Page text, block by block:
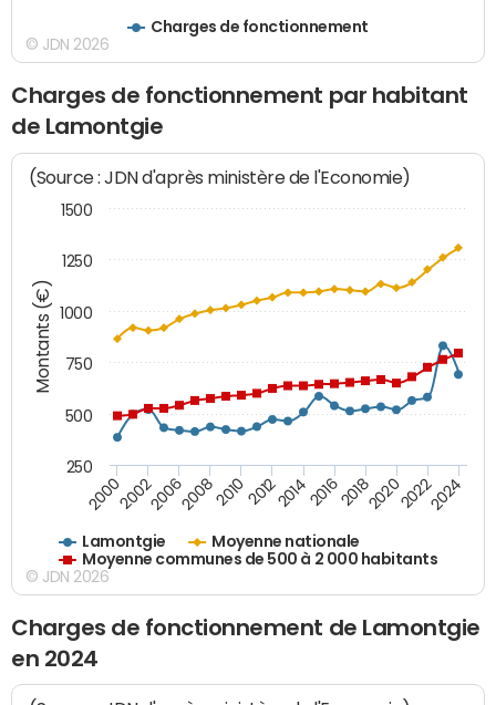
Charges de fonctionnement
© JDN 2026
Charges de fonctionnement par habitant
de Lamontgie
Montants (€)
(Source : JDN d'après ministère de l'Economie)
Lamontgie
Moyenne nationale
Moyenne communes de 500 à 2 000 habitants
200020022006200820102012201420162018202020222024
250
500
750
1000
1250
1500
© JDN 2026
Charges de fonctionnement de Lamontgie
en 2024